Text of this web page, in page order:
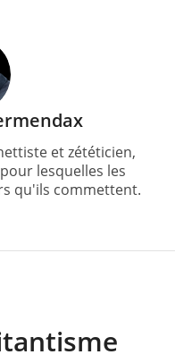
et zététicien,
lesquelles les
qu'ils commettent.